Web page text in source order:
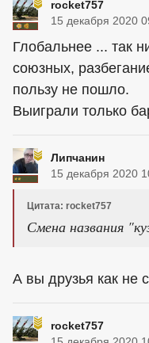
rocket757
15 декабря 2020
Глобальнее ... так
союзных,
пользу не пошло.
Выиграли только
Липчанин
15 декабря 2020
Цитата: rocket757
Смена названия
А вы друзья как не
rocket757